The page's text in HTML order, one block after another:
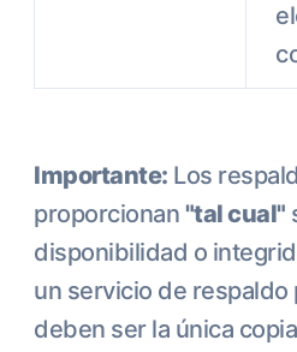
Importante: Los
proporcionan "tal cual"
disponibilidad o
un servicio de respaldo
deben ser la única